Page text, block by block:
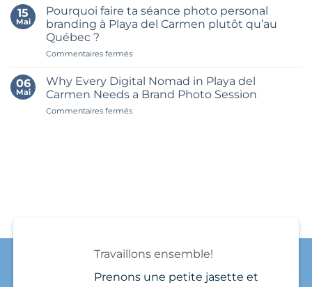
Riviera
Maya
personal
branding
à
del
a
photoshoot
in
del
might
seem
simple
at
and
it.
15
Mai
Pourquoi faire ta séance photo personal
branding à Playa del Carmen plutôt qu’au
Québec ?
Commentaires ferméssur
faire
séance
photo
06
Mai
Why Every Digital Nomad in Playa del
Carmen Needs a Brand Photo Session
Commentaires ferméssur
Photo
Travaillons ensemble!
Prenons une petite jasette et